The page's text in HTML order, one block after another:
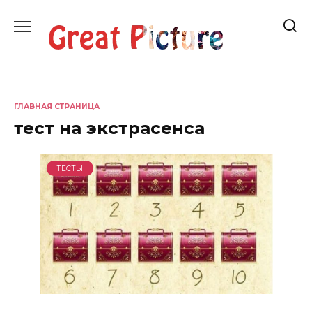
содержанию
ГЛАВНАЯ СТРАНИЦА
тест на экстрасенса
ТЕСТЫ